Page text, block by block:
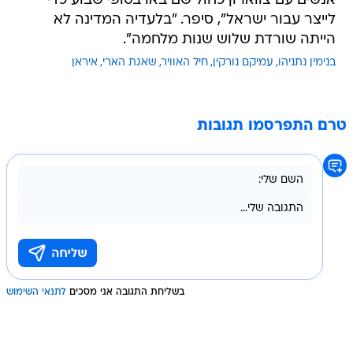
לייצר עבור ישראל", סיפר. "בלעדיה המדינה לא
הייתה שורדת שלוש שנות מלחמה".
בנימין נתניהו עמיקם נורקין חיל האוויר שאגת הארי איראן
טרם התפרסמו תגובות
בשליחת התגובה אני מסכים לתנאי השימוש